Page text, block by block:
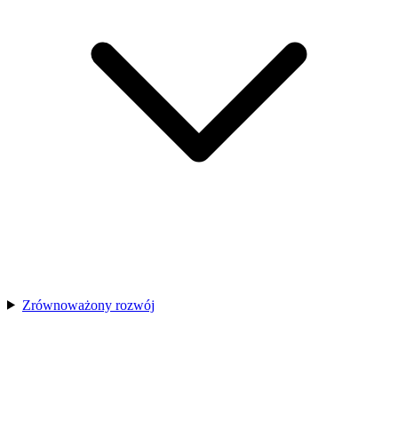
Zrównoważony rozwój